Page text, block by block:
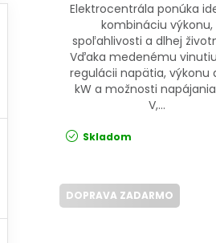
Elektrocentrála ponúka
kombináciu výkonu,
spoľahlivosti a dlhej
Vďaka medenému
regulácii napätia, výkonu
kW a možnosti
V,...
Skladom
DOPRAVA ZADARMO